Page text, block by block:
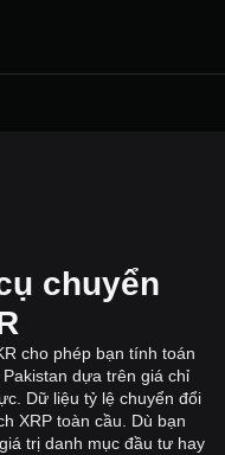
chuyển
cho phép bạn tính toán
dựa trên giá chỉ
Dữ liệu tỷ lệ chuyển đổi
XRP toàn cầu. Dù bạn
trị danh mục đầu tư hay